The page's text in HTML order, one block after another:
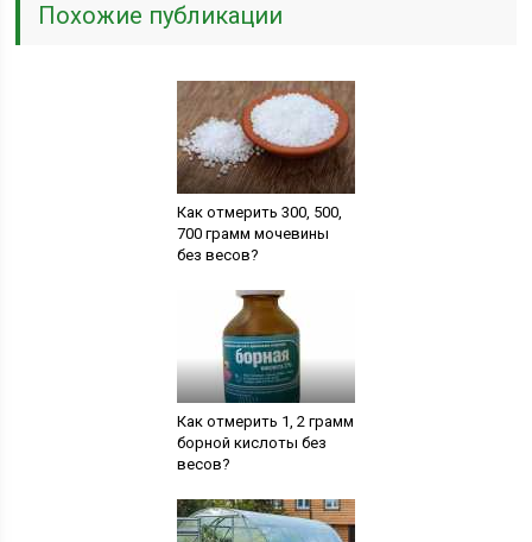
Похожие публикации
Как отмерить 300, 500,
700 грамм мочевины
без весов?
Как отмерить 1, 2 грамм
борной кислоты без
весов?